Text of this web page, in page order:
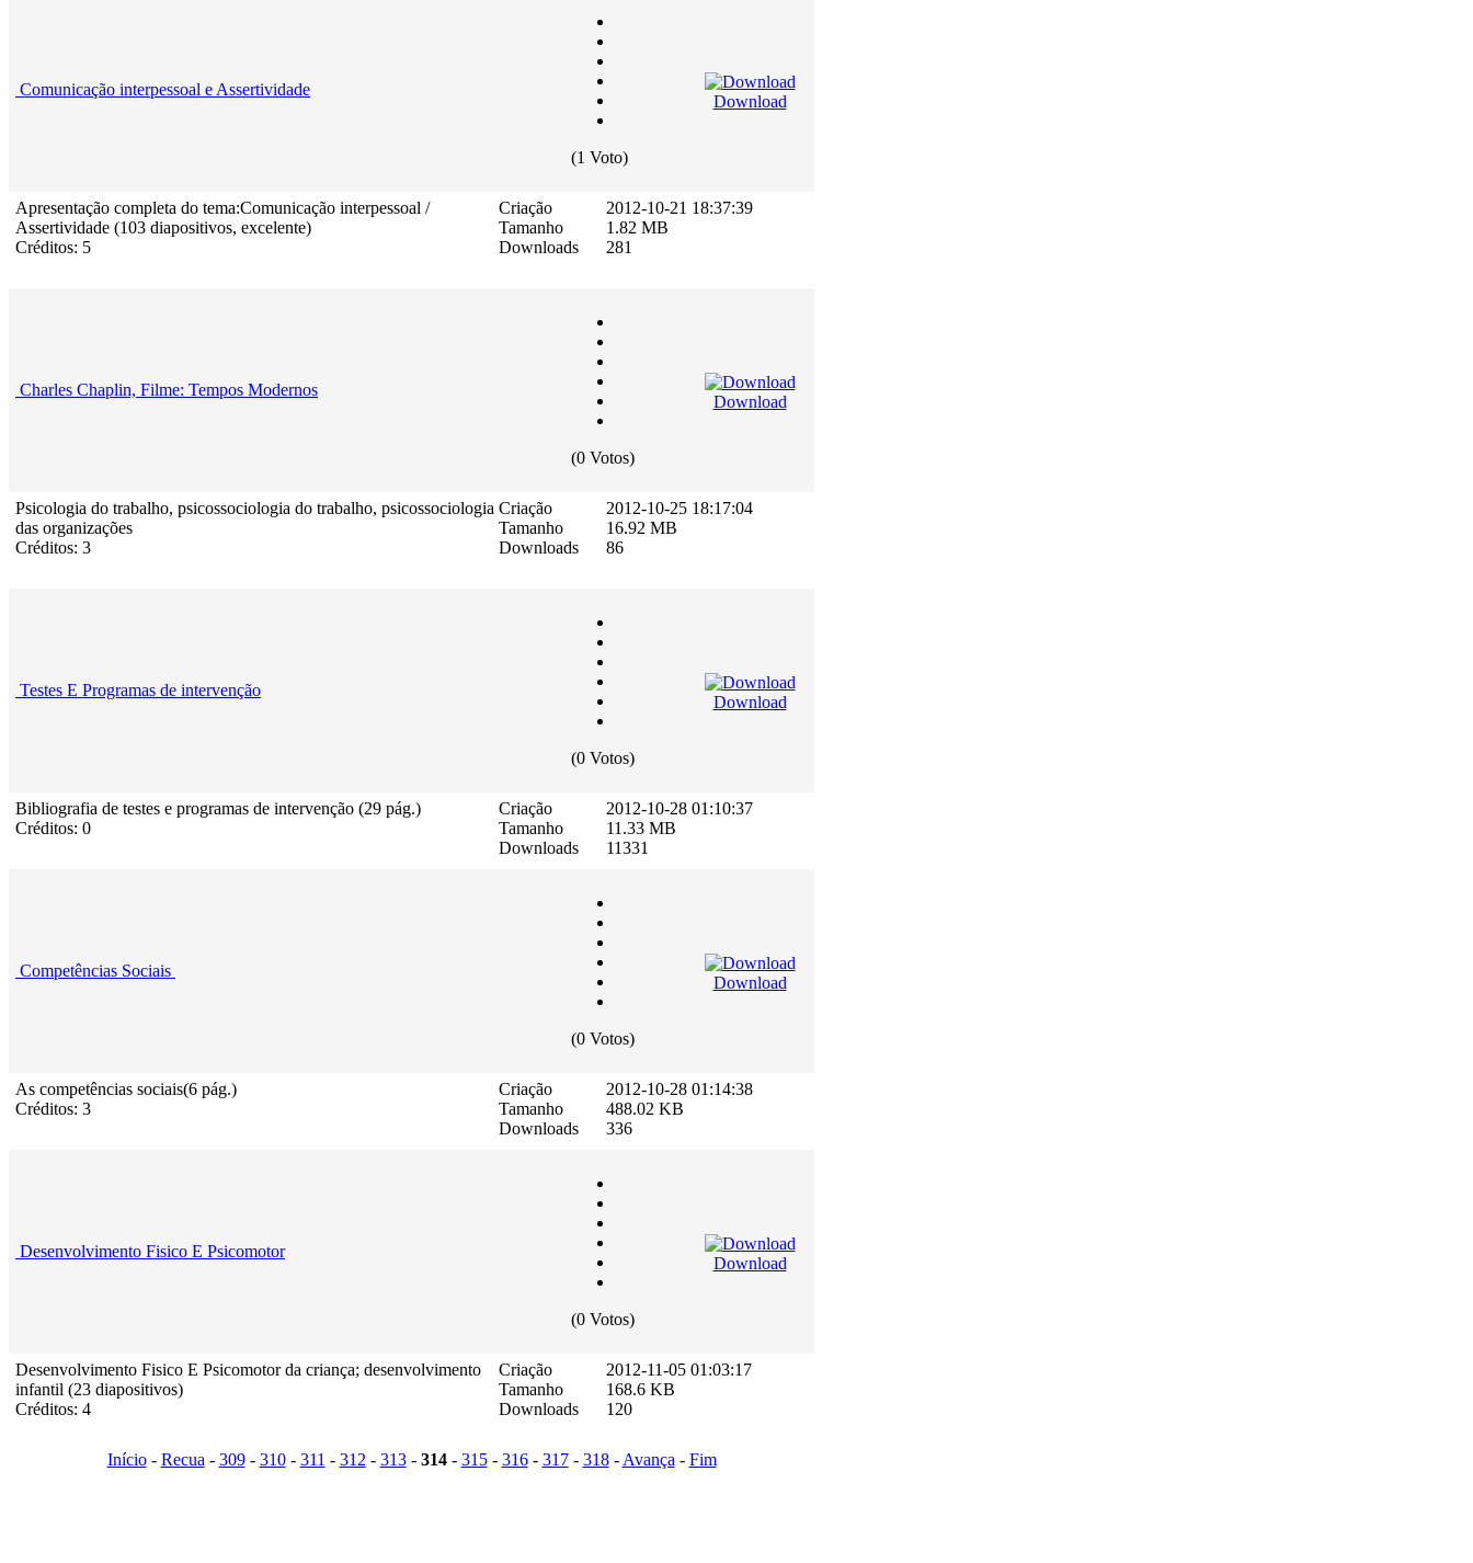
Comunicação interpessoal e Assertividade
(1 Voto)
Download
Apresentação completa do tema:Comunicação interpessoal /
Assertividade (103 diapositivos, excelente)
Créditos: 5
Criação
Tamanho
Downloads
2012-10-21 18:37:39
1.82 MB
281
Charles Chaplin, Filme: Tempos Modernos
(0 Votos)
Download
Psicologia do trabalho, psicossociologia do trabalho, psicossociologia
das organizações
Créditos: 3
Criação
Tamanho
Downloads
2012-10-25 18:17:04
16.92 MB
86
Testes E Programas de intervenção
(0 Votos)
Download
Bibliografia de testes e programas de intervenção (29 pág.)
Créditos: 0
Criação
Tamanho
Downloads
2012-10-28 01:10:37
11.33 MB
11331
Competências Sociais
(0 Votos)
Download
As competências sociais(6 pág.)
Créditos: 3
Criação
Tamanho
Downloads
2012-10-28 01:14:38
488.02 KB
336
Desenvolvimento Fisico E Psicomotor
(0 Votos)
Download
Desenvolvimento Fisico E Psicomotor da criança; desenvolvimento
infantil (23 diapositivos)
Créditos: 4
Criação
Tamanho
Downloads
2012-11-05 01:03:17
168.6 KB
120
Início- Recua- 309- 310- 311 - 312- 313- 314- 315- 316- 317- 318-Avança- Fim